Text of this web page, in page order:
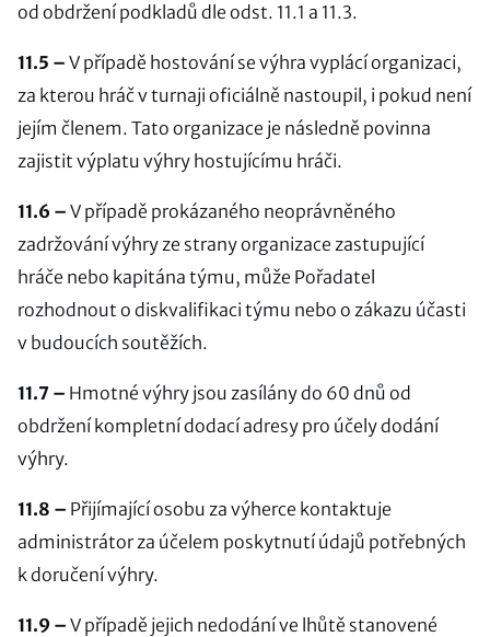
od obdržení podkladů dle odst. 11.1 a 11.3.
11.5 – V případě hostování se výhra vyplácí organizaci,
za kterou hráč v turnaji oficiálně nastoupil, i pokud není
jejím členem. Tato organizace je následně povinna
zajistit výplatu výhry hostujícímu hráči.
11.6 – V případě prokázaného neoprávněného
zadržování výhry ze strany organizace zastupující
hráče nebo kapitána týmu, může Pořadatel
rozhodnout o diskvalifikaci týmu nebo o zákazu účasti
v budoucích soutěžích.
11.7 – Hmotné výhry jsou zasílány do 60 dnů od
obdržení kompletní dodací adresy pro účely dodání
výhry.
11.8 – Přijímající osobu za výherce kontaktuje
administrátor za účelem poskytnutí údajů potřebných
k doručení výhry.
11.9 – V případě jejich nedodání ve lhůtě stanovené